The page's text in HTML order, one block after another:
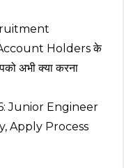
Holders के
अभी क्या करना
Junior Engineer
Apply Process